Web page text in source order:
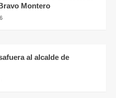
Montero
al alcalde de